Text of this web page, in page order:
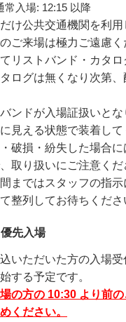
常入場: 12:15 以降
け公共交通機関を利
ご来場は極力ご遠慮く
リストバンド・カタロ
ログは無くなり次第、
ンドが入場証扱いと
見える状態で装着して
破損・紛失した場合に
取り扱いにご注意くだ
まではスタッフの指
整列してお待ちくださ
優先入場
いただいた方の入場受
する予定です。
の方の 10:30 より前
ください。